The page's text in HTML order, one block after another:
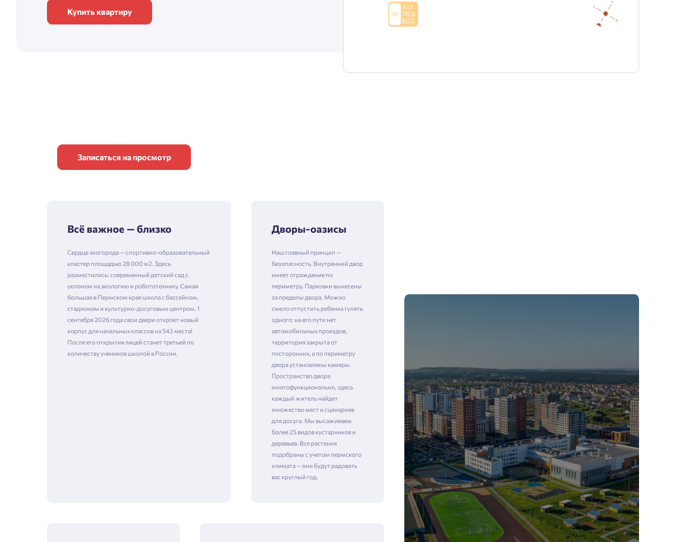
Купить квартиру
Записаться на просмотр
Всё важное — близко
Сердце экогорода — спортивно-образовательный
кластер площадью 28 000 м2. Здесь
разместились: современный детский сад с
уклоном на экологию и робототехнику. Самая
большая в Пермском крае школа с бассейном,
стадионом и культурно-досуговым центром. 1
сентября 2026 года свои двери откроет новый
корпус для начальных классов на 543 места!
После его открытия лицей станет третьей по
количеству учеников школой в России.
Дворы-оазисы
Наш главный принцип —
безопасность. Внутренний двор
имеет ограждение по
периметру. Парковки вынесены
за пределы двора. Можно
смело отпустить ребенка гулять
одного: на его пути нет
автомобильных проездов,
территория закрыта от
посторонних, а по периметру
двора установлены камеры. ​​​​​​​
Пространство двора
многофункционально, здесь
каждый житель найдет
множество мест и сценариев
для досуга. Мы высаживаем
более 25 видов кустарников и
деревьев. Все растения
подобраны с учетом пермского
климата — они будут радовать
вас круглый год.